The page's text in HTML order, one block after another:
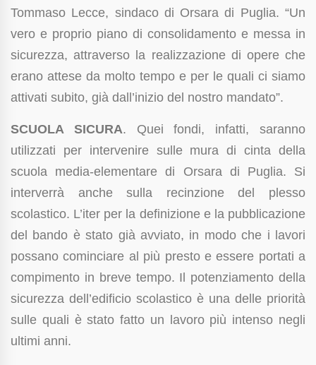
Tommaso Lecce, sindaco di Orsara di Puglia. “Un
vero e proprio piano di consolidamento e messa in
sicurezza, attraverso la realizzazione di opere che
erano attese da molto tempo e per le quali ci siamo
attivati subito, già dall’inizio del nostro mandato”.
SCUOLA SICURA. Quei fondi, infatti, saranno
utilizzati per intervenire sulle mura di cinta della
scuola media-elementare di Orsara di Puglia. Si
interverrà anche sulla recinzione del plesso
scolastico. L’iter per la definizione e la pubblicazione
del bando è stato già avviato, in modo che i lavori
possano cominciare al più presto e essere portati a
compimento in breve tempo. Il potenziamento della
sicurezza dell’edificio scolastico è una delle priorità
sulle quali è stato fatto un lavoro più intenso negli
ultimi anni.